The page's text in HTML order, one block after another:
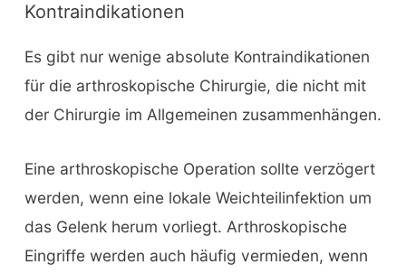
Kontraindikationen
Es gibt nur wenige absolute Kontraindikationen
für die arthroskopische Chirurgie, die nicht mit
der Chirurgie im Allgemeinen zusammenhängen.
Eine arthroskopische Operation sollte verzögert
werden, wenn eine lokale Weichteilinfektion um
das Gelenk herum vorliegt. Arthroskopische
Eingriffe werden auch häufig vermieden, wenn